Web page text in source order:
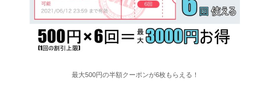
最大500円の半額クーポンが6枚もらえる！